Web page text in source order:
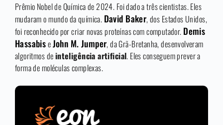
Prêmio Nobel de Química de 2024. Foi dado a três cientistas. Eles
mudaram o mundo da química. David Baker, dos Estados Unidos,
foi reconhecido por criar novas proteínas com computador. Demis
HassabiseJohn M. Jumper, da Grã-Bretanha, desenvolveram
algoritmos deinteligência artificial. Eles conseguem prever a
forma de moléculas complexas.